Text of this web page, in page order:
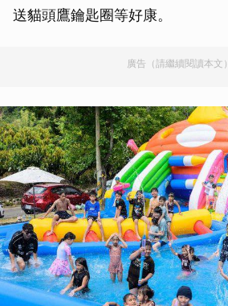
送貓頭鷹鑰匙圈等好康。
廣告（請繼續閱讀本文）